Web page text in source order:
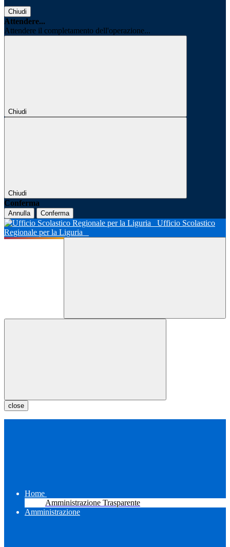
Chiudi
Attendere...
Attendere il completamento dell'operazione...
Chiudi
Chiudi
Conferma
Annulla Conferma
Ufficio Scolastico
Regionale per la Liguria
close
Home
Amministrazione Trasparente
Amministrazione